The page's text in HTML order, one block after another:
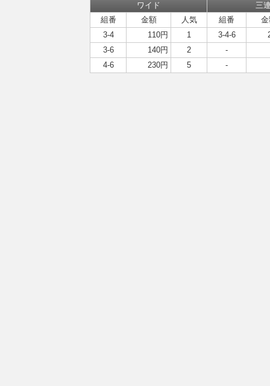
ワイド
三
組番
金額 人気 組番
3-4
110円 1 3-4-6
3-6
140円 2
-
4-6
230円 5 -